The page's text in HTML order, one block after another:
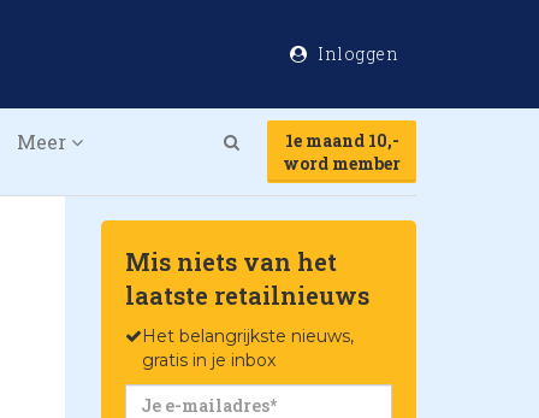
Inloggen
Meer
1e maand 10,-
word member
Mis niets van het
laatste retailnieuws
Het belangrijkste nieuws,
gratis in je inbox